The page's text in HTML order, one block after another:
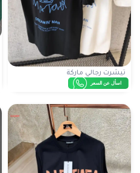
تيشرت رجالي ماركة
اسأل عن السعر